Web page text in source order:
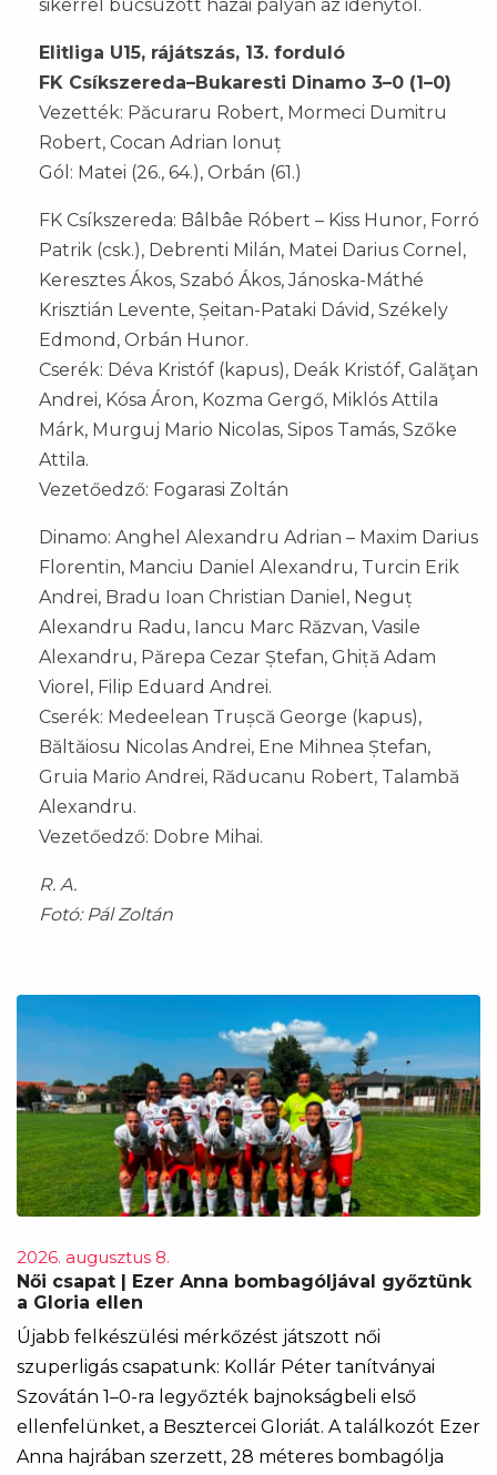
sikerrel búcsúzott hazai pályán az idénytől.
Elitliga U15, rájátszás, 13. forduló
FK Csíkszereda–Bukaresti Dinamo 3–0 (1–0)
Vezették: Păcuraru Robert, Mormeci Dumitru
Robert, Cocan Adrian Ionuț
Gól: Matei (26., 64.), Orbán (61.)
FK Csíkszereda: Bâlbâe Róbert – Kiss Hunor, Forró
Patrik (csk.), Debrenti Milán, Matei Darius Cornel,
Keresztes Ákos, Szabó Ákos, Jánoska-Máthé
Krisztián Levente, Șeitan-Pataki Dávid, Székely
Edmond, Orbán Hunor.
Cserék: Déva Kristóf (kapus), Deák Kristóf, Galăţan
Andrei, Kósa Áron, Kozma Gergő, Miklós Attila
Márk, Murguj Mario Nicolas, Sipos Tamás, Szőke
Attila.
Vezetőedző: Fogarasi Zoltán
Dinamo: Anghel Alexandru Adrian – Maxim Darius
Florentin, Manciu Daniel Alexandru, Turcin Erik
Andrei, Bradu Ioan Christian Daniel, Neguț
Alexandru Radu, Iancu Marc Răzvan, Vasile
Alexandru, Părepa Cezar Ștefan, Ghiță Adam
Viorel, Filip Eduard Andrei.
Cserék: Medeelean Trușcă George (kapus),
Băltăiosu Nicolas Andrei, Ene Mihnea Ștefan,
Gruia Mario Andrei, Răducanu Robert, Talambă
Alexandru.
Vezetőedző: Dobre Mihai.
R. A.
Fotó: Pál Zoltán
2026. augusztus 8.
Női csapat | Ezer Anna bombagóljával győztünk
a Gloria ellen
Újabb felkészülési mérkőzést játszott női
szuperligás csapatunk: Kollár Péter tanítványai
Szovátán 1–0-ra legyőzték bajnokságbeli első
ellenfelünket, a Besztercei Gloriát. A találkozót Ezer
Anna hajrában szerzett, 28 méteres bombagólja